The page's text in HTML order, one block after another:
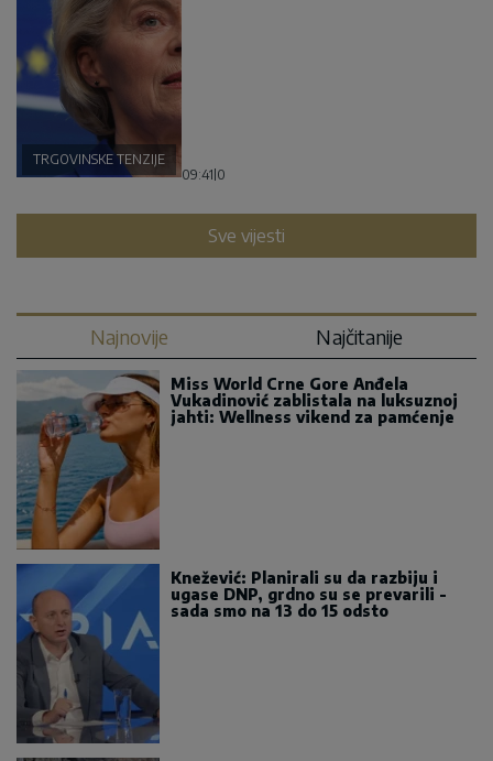
TRGOVINSKE TENZIJE
09:41 0
Sve vijesti
Najnovije Najčitanije
Miss World Crne Gore Anđela
Vukadinović zablistala na luksuznoj
jahti: Wellness vikend za pamćenje
Knežević: Planirali su da razbiju i
ugase DNP, grdno su se prevarili -
sada smo na 13 do 15 odsto